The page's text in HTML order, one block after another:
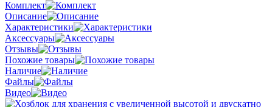
Комплект
Описание
Характеристики
Аксессуары
Отзывы
Похожие товары
Наличие
Файлы
Видео